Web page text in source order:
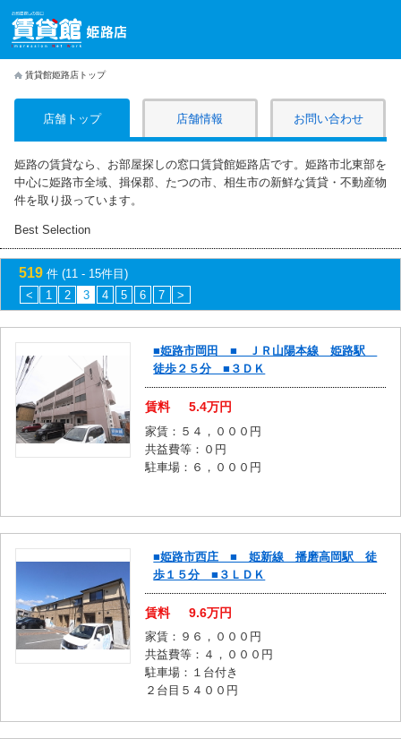
賃貸館姫路店トップ
店舗トップ 店舗情報 お問い合わせ
姫路の賃貸なら、お部屋探しの窓口賃貸館姫路店です。姫路市北東部を
中心に姫路市全域、揖保郡、たつの市、相生市の新鮮な賃貸・不動産物
件を取り扱っています。
Best Selection
519 件 (11 - 15件目)
<
1 2 3 4 5 6 7 >
■姫路市岡田 ■ ＪＲ山陽本線 姫路駅
徒歩２５分 ■３ＤＫ
賃料 5.4万円
家賃：５４，０００円
共益費等：０円
駐車場：６，０００円
■姫路市西庄 ■ 姫新線 播磨高岡駅 徒
歩１５分 ■３ＬＤＫ
賃料 9.6万円
家賃：９６，０００円
共益費等：４，０００円
駐車場：１台付き
２台目５４００円